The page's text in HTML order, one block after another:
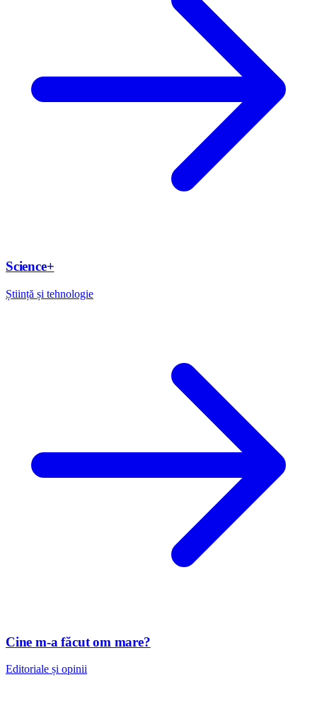
Science+
Știință și tehnologie
Cine m-a făcut om mare?
Editoriale și opinii